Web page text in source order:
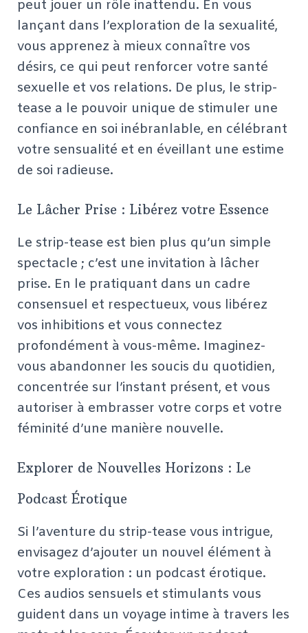
peut jouer un rôle inattendu. En vous
lançant dans l’exploration de la sexualité,
vous apprenez à mieux connaître vos
désirs, ce qui peut renforcer votre santé
sexuelle et vos relations. De plus, le strip-
tease a le pouvoir unique de stimuler une
confiance en soi inébranlable, en célébrant
votre sensualité et en éveillant une estime
de soi radieuse.
Le Lâcher Prise : Libérez votre Essence
Le strip-tease est bien plus qu’un simple
spectacle ; c’est une invitation à lâcher
prise. En le pratiquant dans un cadre
consensuel et respectueux, vous libérez
vos inhibitions et vous connectez
profondément à vous-même. Imaginez-
vous abandonner les soucis du quotidien,
concentrée sur l’instant présent, et vous
autoriser à embrasser votre corps et votre
féminité d’une manière nouvelle.
Explorer de Nouvelles Horizons : Le
Podcast Érotique
Si l’aventure du strip-tease vous intrigue,
envisagez d’ajouter un nouvel élément à
votre exploration : un podcast érotique.
Ces audios sensuels et stimulants vous
guident dans un voyage intime à travers les